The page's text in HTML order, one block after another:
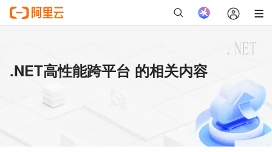
.NET高性能跨平台 的相关内容